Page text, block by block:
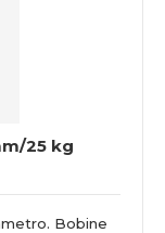
25 kg
Bobine